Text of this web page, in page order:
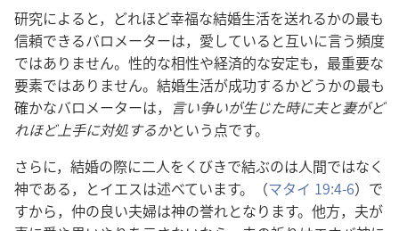
研究によると，どれほど幸福な結婚生活を送れるかの最も
信頼できるバロメーターは，愛していると互いに言う頻度
ではありません。性的な相性や経済的な安定も，最重要な
要素ではありません。結婚生活が成功するかどうかの最も
確かなバロメーターは， 言い争いが生じた時に夫と妻がど
れほど上手に対処するかという点です。
さらに，結婚の際に二人をくびきで結ぶのは人間ではなく
神である，とイエスは述べています。（マタイ 19:4-6）で
すから，仲の良い夫婦は神の誉れとなります。他方，夫が